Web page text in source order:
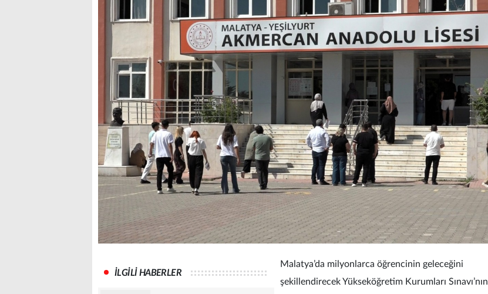
İLGİLİ HABERLER
Malatya’da milyonlarca öğrencinin geleceğini
şekillendirecek Yükseköğretim Kurumları Sınavı’nın